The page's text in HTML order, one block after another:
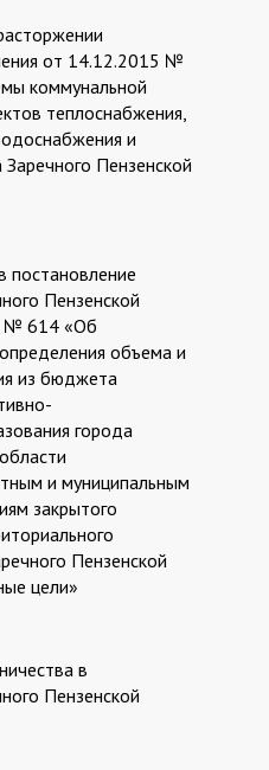
от 14.12.2015 №
коммунальной
теплоснабжения,
и
Пензенской
постановление
Пензенской
№ 614 «Об
объема и
из бюджета
города
и муниципальным
закрытого
Пензенской
цели»
в
Пензенской